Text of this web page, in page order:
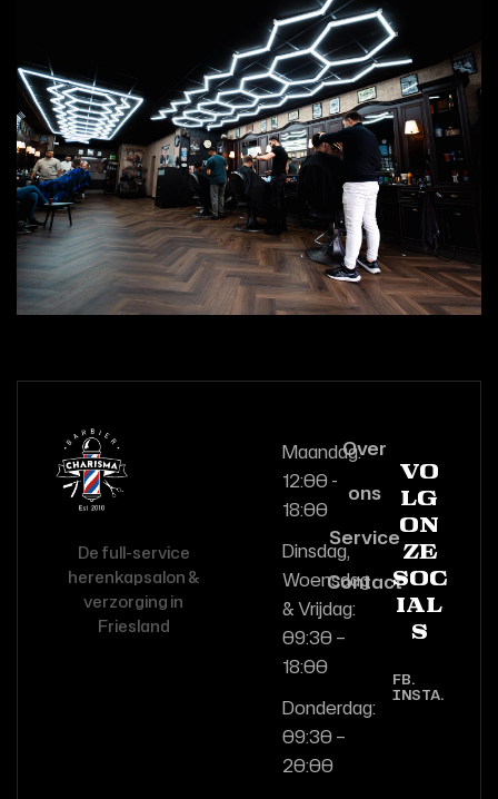
De full-service
herenkapsalon &
verzorging in
Friesland
Maandag:
12:00 -
18:00
Dinsdag,
Woensdag
& Vrijdag:
09:30 –
18:00
Donderdag:
09:30 –
20:00
Over
ons
Service
Contact
Vo
lg
on
ze
soc
ial
s
FB.
INSTA.